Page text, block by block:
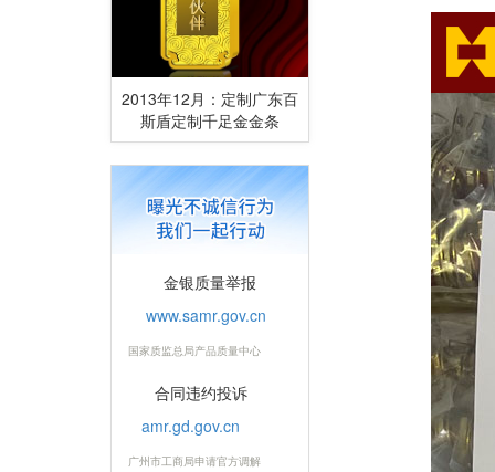
2013年12月：定制广东百
斯盾定制千足金金条
金银质量举报
www.samr.gov.cn
国家质监总局产品质量中心
合同违约投诉
amr.gd.gov.cn
广州市工商局申请官方调解